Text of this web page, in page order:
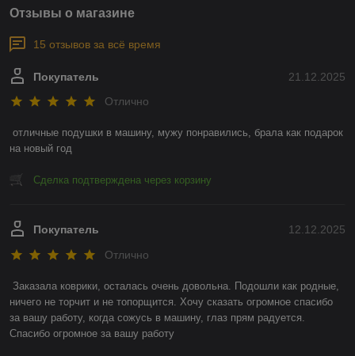
Отзывы о магазине
15 отзывов за всё время
21.12.2025
Покупатель
Отлично
отличные подушки в машину, мужу понравились, брала как подарок
на новый год
Сделка подтверждена через корзину
12.12.2025
Покупатель
Отлично
Заказала коврики, осталась очень довольна. Подошли как родные,
ничего не торчит и не топорщится. Хочу сказать огромное спасибо
за вашу работу, когда сожусь в машину, глаз прям радуется.
Спасибо огромное за вашу работу